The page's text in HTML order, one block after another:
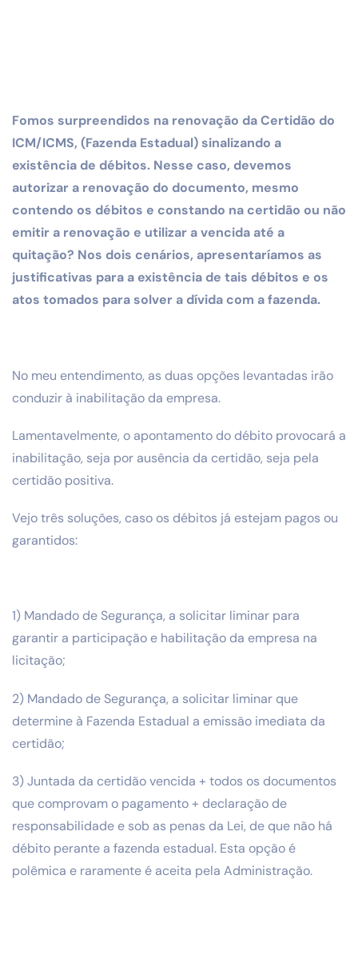
Fomos surpreendidos na renovação da Certidão do
ICM/ICMS, (Fazenda Estadual) sinalizando a
existência de débitos. Nesse caso, devemos
autorizar a renovação do documento, mesmo
contendo os débitos e constando na certidão ou não
emitir a renovação e utilizar a vencida até a
quitação? Nos dois cenários, apresentaríamos as
justificativas para a existência de tais débitos e os
atos tomados para solver a dívida com a fazenda.
No meu entendimento, as duas opções levantadas irão
conduzir à inabilitação da empresa.
Lamentavelmente, o apontamento do débito provocará a
inabilitação, seja por ausência da certidão, seja pela
certidão positiva.
Vejo três soluções, caso os débitos já estejam pagos ou
garantidos:
1) Mandado de Segurança, a solicitar liminar para
garantir a participação e habilitação da empresa na
licitação;
2) Mandado de Segurança, a solicitar liminar que
determine à Fazenda Estadual a emissão imediata da
certidão;
3) Juntada da certidão vencida + todos os documentos
que comprovam o pagamento + declaração de
responsabilidade e sob as penas da Lei, de que não há
débito perante a fazenda estadual. Esta opção é
polêmica e raramente é aceita pela Administração.